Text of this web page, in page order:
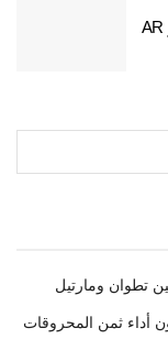
الويب باستخدام تقنية الترجمة عبر الواقع المعزز AR
تطوان ومارتيل
أداء ثمن المحروقات